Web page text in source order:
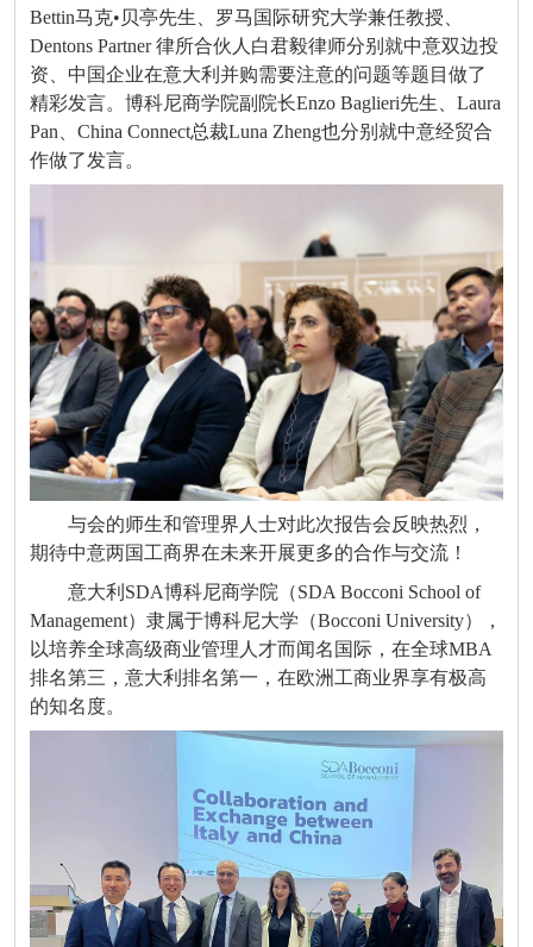
Bettin马克•贝亭先生、罗马国际研究大学兼任教授、
Dentons Partner 律所合伙人白君毅律师分别就中意双边投
资、中国企业在意大利并购需要注意的问题等题目做了
精彩发言。博科尼商学院副院长Enzo Baglieri先生、Laura
Pan、China Connect总裁Luna Zheng也分别就中意经贸合
作做了发言。
与会的师生和管理界人士对此次报告会反映热烈，
期待中意两国工商界在未来开展更多的合作与交流！
意大利SDA博科尼商学院（SDA Bocconi School of
Management）隶属于博科尼大学（Bocconi University），
以培养全球高级商业管理人才而闻名国际，在全球MBA
排名第三，意大利排名第一，在欧洲工商业界享有极高
的知名度。